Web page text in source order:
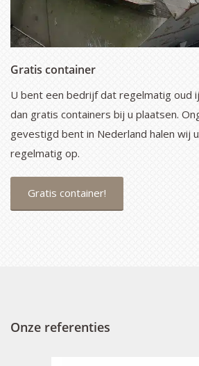
Gratis container
U bent een bedrijf dat regelmatig oud
dan gratis containers bij u plaatsen.
gevestigd bent in Nederland halen wij
regelmatig op.
Gratis container!
Onze referenties